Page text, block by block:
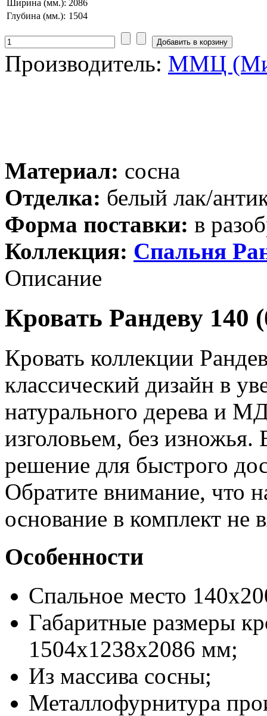
Ширина (мм.): 2086
Глубина (мм.): 1504
Производитель: ММЦ
Материал: сосна
Отделка: белый лак/
Форма поставки: в
Коллекция: Спальня
Описание
Кровать Рандеву 140
Кровать коллекции
классический дизайн в
натурального дерева и
изголовьем, без
решение для быстрого
Обратите внимание, что
основание в комплект не
Особенности
Спальное место
Габаритные размеры
1504x1238x2086 мм;
Из массива сосны;
Металлофурнитура